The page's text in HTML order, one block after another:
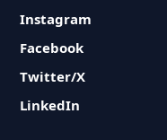
Instagram
Facebook
Twitter/X
LinkedIn